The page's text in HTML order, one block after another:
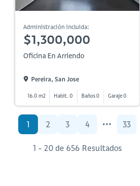
Administración incluida:
$1,300,000
Oficina En Arriendo
Pereira, San Jose
16.0 m2 Habit. 0 Baños 0 Garaje 0
1 2 3 4 33
1 - 20 de 656 Resultados